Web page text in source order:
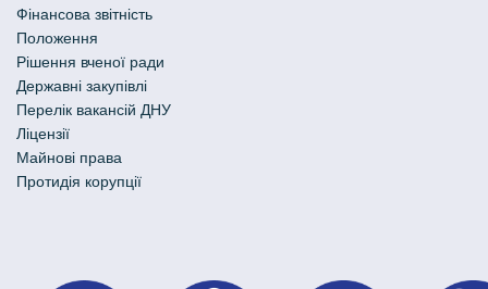
Фінансова звітність
Положення
Рішення вченої ради
Державні закупівлі
Перелік вакансій ДНУ
Ліцензії
Майнові права
Протидія корупції